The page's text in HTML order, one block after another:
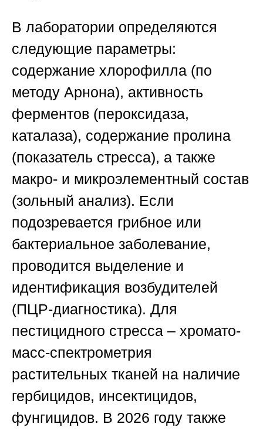
В лаборатории определяются
следующие параметры:
содержание хлорофилла (по
методу Арнона), активность
ферментов (пероксидаза,
каталаза), содержание пролина
(показатель стресса), а также
макро- и микроэлементный состав
(зольный анализ). Если
подозревается грибное или
бактериальное заболевание,
проводится выделение и
идентификация возбудителей
(ПЦР-диагностика). Для
пестицидного стресса – хромато-
масс-спектрометрия
растительных тканей на наличие
гербицидов, инсектицидов,
фунгицидов. В 2026 году также